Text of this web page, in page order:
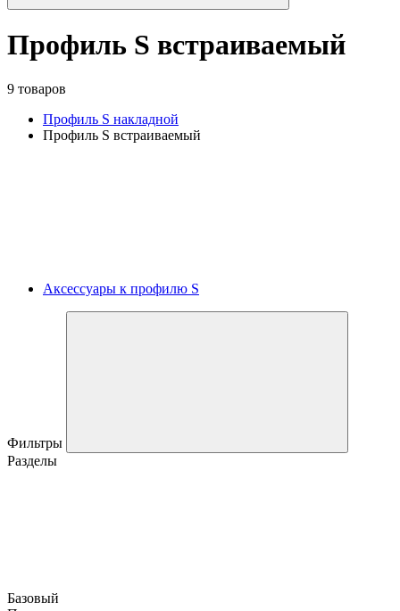
Профиль S встраиваемый
9 товаров
Профиль S накладной
Профиль S встраиваемый
Аксессуары к профилю S
Фильтры
Разделы
Базовый